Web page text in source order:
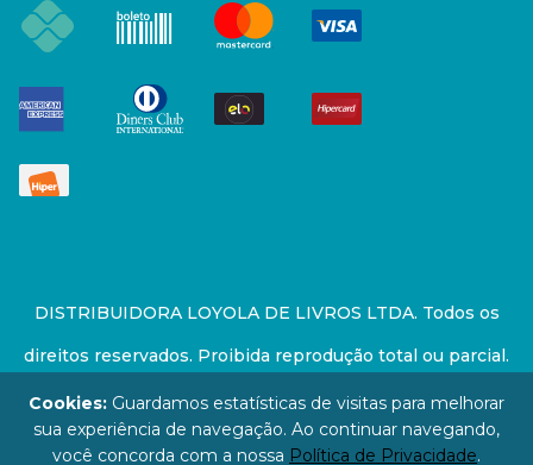
DISTRIBUIDORA LOYOLA DE LIVROS LTDA. Todos os
direitos reservados. Proibida reprodução total ou parcial.
Preços e estoque sujeito a alterações sem aviso prévio.
67.946.814/0001-94 - LOJA - Rua Senador Feijó - São
Cookies: Guardamos estatísticas de visitas para melhorar
sua experiência de navegação. Ao continuar navegando,
você concorda com a nossa Política de Privacidade.